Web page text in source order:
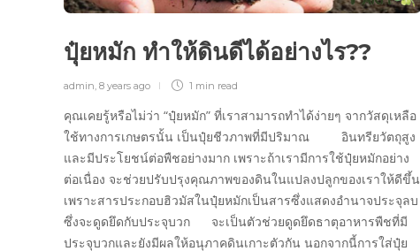
ปุ๋ยหมัก ทำให้ดินดีได้อย่างไร??
admin, 8 years ago 1 min read
คุณเคยรู้หรือไม่ว่า “ปุ๋ยหมัก” ที่เราสามารถทำได้ง่ายๆ จากวัสดุเหลือ
ใช้ทางการเกษตรนั้น เป็นปุ๋ยชีวภาพที่มีปริมาณ อินทรียวัตถุสูง
และมีประโยชน์ต่อพืชอย่างมาก เพราะถ้าเรามีการใช้ปุ๋ยหมักอย่าง
ต่อเนื่อง จะช่วยปรับปรุงคุณภาพของดินในแปลงปลูกของเราให้ดีขึ้น
เพราะสารประกอบฮิวมัสในปุ๋ยหมักเป็นสารซึ่งแสดงอำนาจประจุลบ
ซึ่งจะดูดยึดกับประจุบวก จะเป็นตัวช่วยดูดยึดธาตุอาหารพืชที่มี
ประจุบวกและยังมีผลให้อนุภาคดินเกาะตัวกัน นอกจากนี้การใส่ปุ๋ย